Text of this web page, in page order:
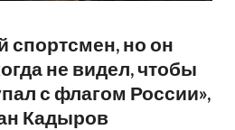
спортсмен, но он
не видел, чтобы
с флагом России»,
Кадыров